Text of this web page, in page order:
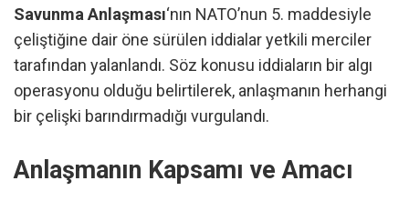
Savunma Anlaşması‘nın NATO’nun 5. maddesiyle
çeliştiğine dair öne sürülen iddialar yetkili merciler
tarafından yalanlandı. Söz konusu iddiaların bir algı
operasyonu olduğu belirtilerek, anlaşmanın herhangi
bir çelişki barındırmadığı vurgulandı.
Anlaşmanın Kapsamı ve Amacı